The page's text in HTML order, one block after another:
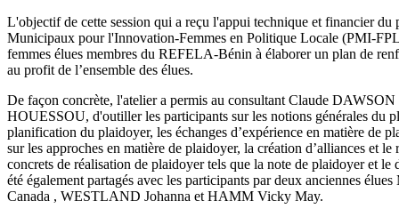
L'objectif de cette session qui a reçu l'appui technique et financier du
Municipaux pour l'Innovation-Femmes en Politique Locale (PMI-
femmes élues membres du REFELA-Bénin à élaborer un plan de
au profit de l’ensemble des élues.
De façon concrète, l'atelier a permis au consultant Claude DAWSON
HOUESSOU, d'outiller les participants sur les notions générales du
planification du plaidoyer, les échanges d’expérience en matière de
sur les approches en matière de plaidoyer, la création d’alliances et le
concrets de réalisation de plaidoyer tels que la note de plaidoyer et le
été également partagés avec les participants par deux anciennes élues
Canada , WESTLAND Johanna et HAMM Vicky May.